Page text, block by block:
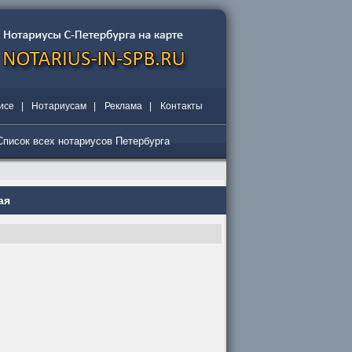
Нотариусам Реклама Контакты
всех нотариусов Петербурга